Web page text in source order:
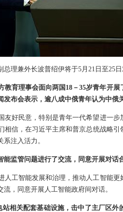
理兼外长波普绍伊将于5月21日至25日
育理事会面向两国18－35岁青年开展
布会表示，逾八成中俄青年认为中俄
好民意，特别是青年一代希望进一
信，在习近平主席和普京总统战略
注入活力。
监管问题进行了交流，同意开展对话
工智能发展和治理，推动人工智能
，同意开展人工智能政府间对话。
相关配套基础设施，击中了主厂区